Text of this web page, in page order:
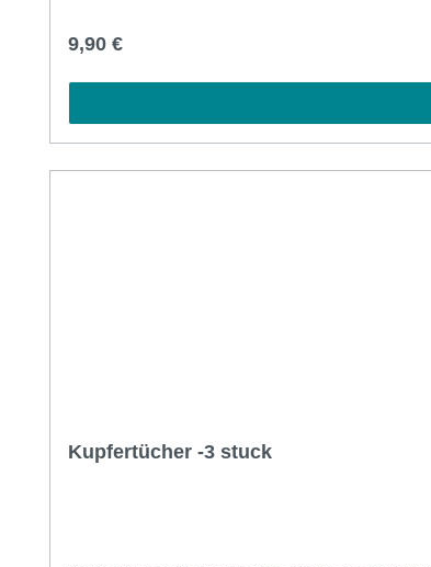
Regulärer Preis:
9,90 €
Kupfertücher -3 stuck